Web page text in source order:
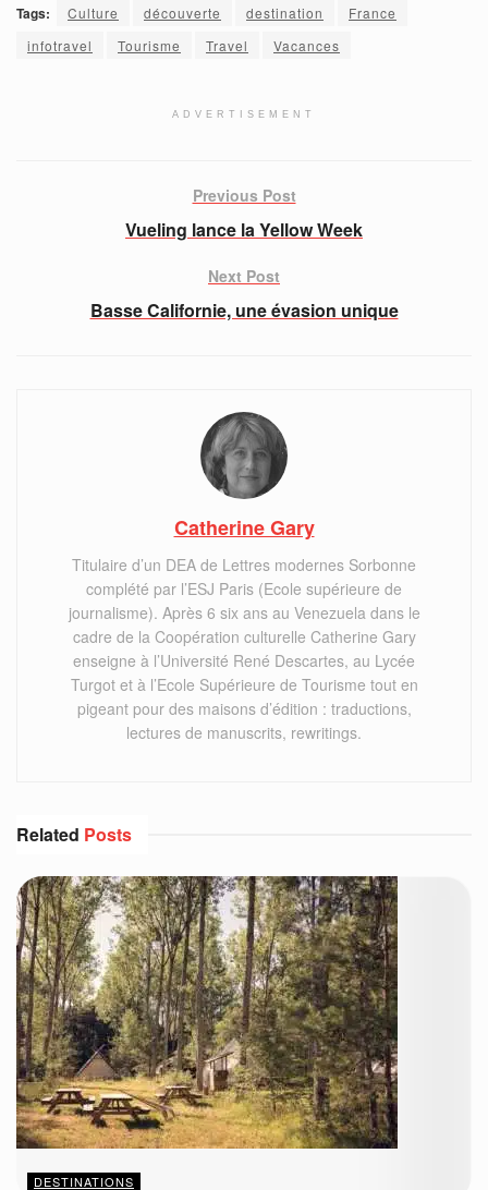
Tags: Culture découverte destination
France
infotravel
Tourisme Travel Vacances
ADVERTISEMENT
Previous Post
Vueling lance la Yellow Week
Next Post
Basse Californie, une évasion unique
Catherine Gary
Titulaire d’un DEA de Lettres modernes Sorbonne
complété par l’ESJ Paris (Ecole supérieure de
journalisme). Après 6 six ans au Venezuela dans le
cadre de la Coopération culturelle Catherine Gary
enseigne à l’Université René Descartes, au Lycée
Turgot et à l’Ecole Supérieure de Tourisme tout en
pigeant pour des maisons d’édition : traductions,
lectures de manuscrits, rewritings.
Related Posts
DESTINATIONS